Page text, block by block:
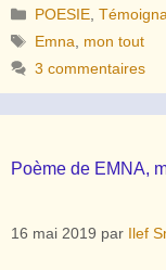
Catégories
POESIE ,
Étiquettes
Emna
mon tout
3 commentaires
Poème de EMNA,
16 mai 2019 par Ilef